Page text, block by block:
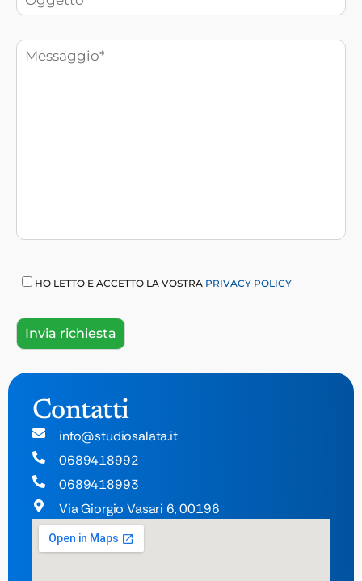
Contatti
info@studiosalata.it
0689418992
0689418993
Via Giorgio Vasari 6, 00196
HO LETTO E ACCETTO LA VOSTRA PRIVACY POLICY